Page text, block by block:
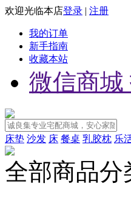
欢迎光临本店登录 | 注册
我的订单
新手指南
收藏本站
微信商城
床垫 沙发 床 餐桌 乳胶枕 乐
全部商品分